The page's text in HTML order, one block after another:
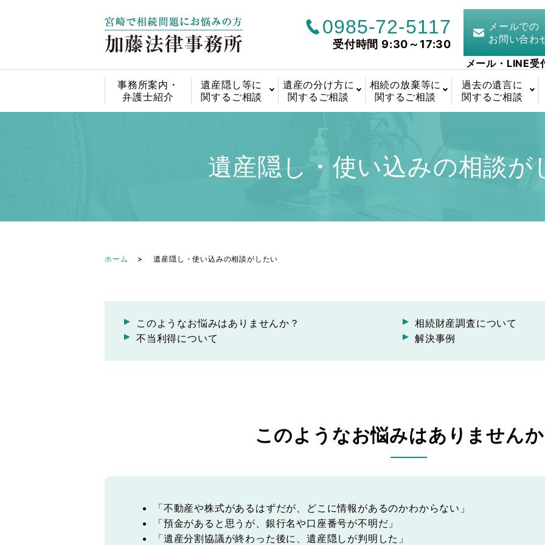
事務所案内・
弁護士紹介
遺産隠し等に
関するご相談
遺産の分け方に
関するご相談
相続の放棄等に
関するご相談
過去の遺言に
関するご相談
0985-72-5117
受付時間 9:30～17:30
メールでの
お問い合わ
メール・LINE
遺産隠し・使い込みの相談が
ホーム 遺産隠し・使い込みの相談がしたい
このようなお悩みはありませんか？
相続財産調査について
不当利得について
解決事例
このようなお悩みはありません
「不動産や株式があるはずだが、どこに情報があるのかわからない」
「預金があると思うが、銀行名や口座番号が不明だ」
「遺産分割協議が終わった後に、遺産隠しが判明した」